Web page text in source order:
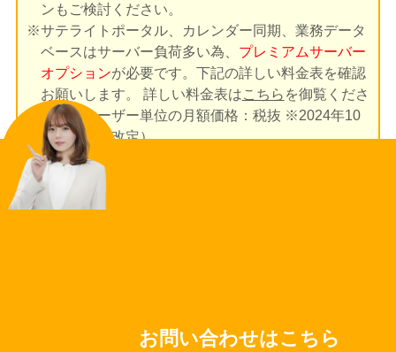
お問い合わせはこちら
https://www.nextset.co.jp/